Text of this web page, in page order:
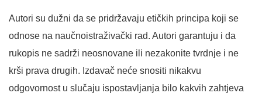
Autori su dužni da se pridržavaju etičkih principa koji se
odnose na naučnoistraživački rad. Autori garantuju i da
rukopis ne sadrži neosnovane ili nezakonite tvrdnje i ne
krši prava drugih. Izdavač neće snositi nikakvu
odgovornost u slučaju ispostavljanja bilo kakvih zahtjeva